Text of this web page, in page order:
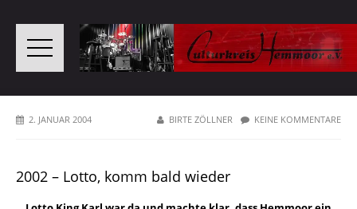
2. JANUAR 2004 KEINE KOMMENTARE
BIRTE ZÖLLNER
2002 – Lotto, komm bald wieder